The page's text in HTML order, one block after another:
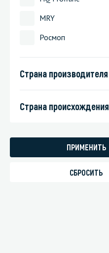
MRY
Росмоп
Страна производителя
Страна происхождения